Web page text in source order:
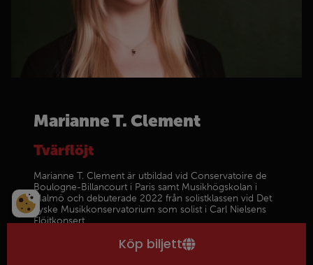
Marianne T. Clement
Tvärflöjt
Marianne T. Clement är utbildad vid Conservatoire de
Boulogne-Billancourt i Paris samt Musikhögskolan i
Malmö och debuterade 2022 från solistklassen vid Det
Jyske Musikkonservatorium som solist i Carl Nielsens
Flöjtkonsert.
Marianne har vikarierat och haft kontrakt i orkestrar
såsom Aarhus Symfoniorkester, Sønderjyllands
Köp biljett